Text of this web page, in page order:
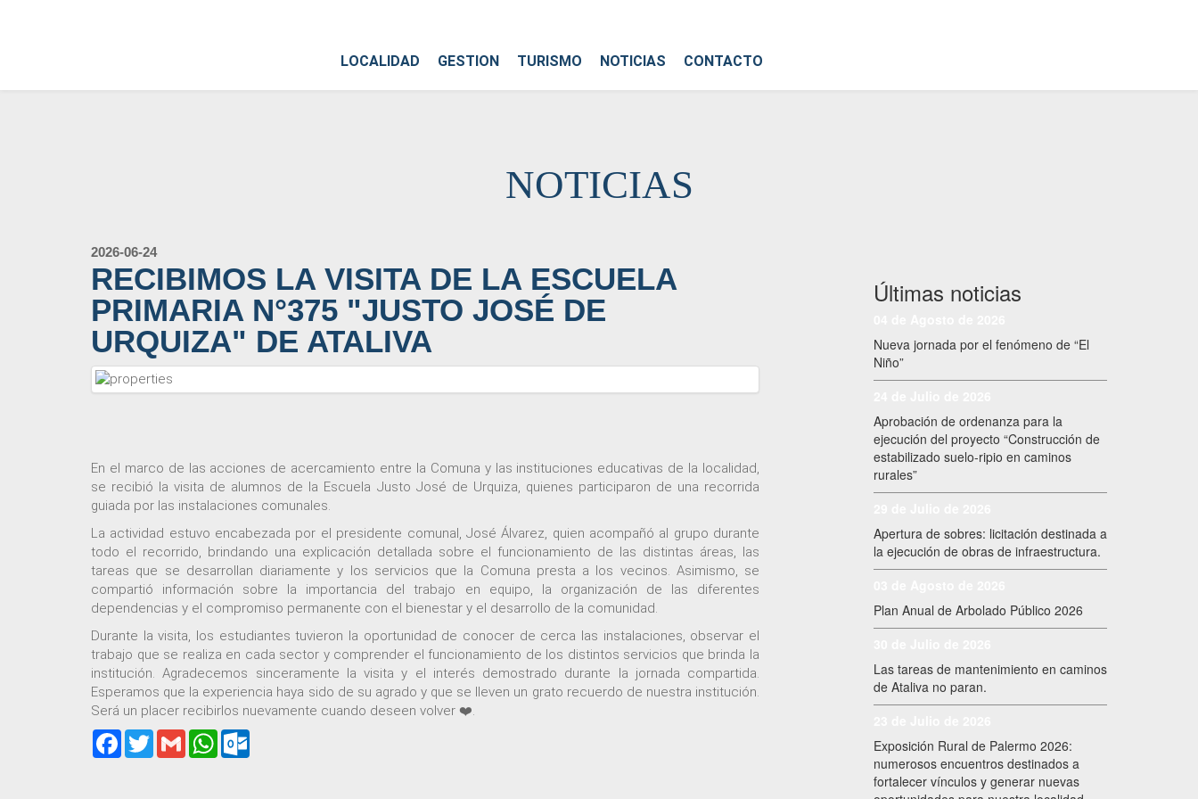
LOCALIDAD GESTION TURISMO NOTICIAS CONTACTO
NOTICIAS
2026-06-24
RECIBIMOS LA VISITA DE LA ESCUELA
PRIMARIA N°375 "JUSTO JOSÉ DE
URQUIZA" DE ATALIVA
En el marco de las acciones de acercamiento entre la Comuna y las instituciones educativas de la localidad,
se recibió la visita de alumnos de la Escuela Justo José de Urquiza, quienes participaron de una recorrida
guiada por las instalaciones comunales.
La actividad estuvo encabezada por el presidente comunal, José Álvarez, quien acompañó al grupo durante
todo el recorrido, brindando una explicación detallada sobre el funcionamiento de las distintas áreas, las
tareas que se desarrollan diariamente y los servicios que la Comuna presta a los vecinos. Asimismo, se
compartió información sobre la importancia del trabajo en equipo, la organización de las diferentes
dependencias y el compromiso permanente con el bienestar y el desarrollo de la comunidad.
Durante la visita, los estudiantes tuvieron la oportunidad de conocer de cerca las instalaciones, observar el
trabajo que se realiza en cada sector y comprender el funcionamiento de los distintos servicios que brinda la
institución. Agradecemos sinceramente la visita y el interés demostrado durante la jornada compartida.
Esperamos que la experiencia haya sido de su agrado y que se lleven un grato recuerdo de nuestra institución.
Será un placer recibirlos nuevamente cuando deseen volver ❤️.
Facebook
TwitterGmail WhatsApp
Últimas noticias
Nueva jornada por el fenómeno de “El
Niño”
Aprobación de ordenanza para la
ejecución del proyecto “Construcción de
estabilizado suelo-ripio en caminos
rurales”
Apertura de sobres: licitación destinada a
la ejecución de obras de infraestructura.
Plan Anual de Arbolado Público 2026
Las tareas de mantenimiento en caminos
de Ataliva no paran.
Exposición Rural de Palermo 2026:
numerosos encuentros destinados a
fortalecer vínculos y generar nuevas